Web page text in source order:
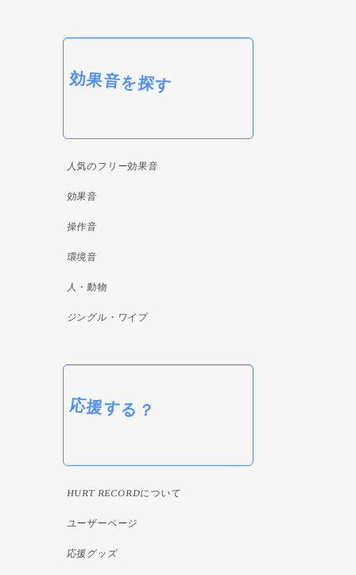
効果音を探す
人気のフリー効果音
効果音
操作音
環境音
人・動物
ジングル・ワイプ
応援する？
HURT RECORDについて
ユーザーページ
応援グッズ